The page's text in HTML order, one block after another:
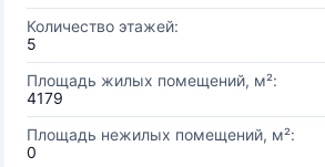
Количество этажей:
5
Площадь жилых помещений, м²:
4179
Площадь нежилых помещений, м²:
0